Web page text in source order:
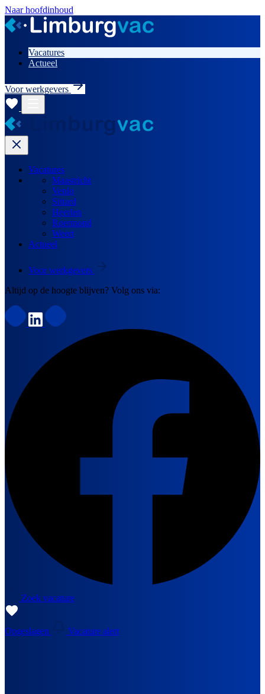
Naar hoofdinhoud
Vacatures
Actueel
Voor werkgevers
Vacatures
Maastricht
Venlo
Sittard
Heerlen
Roermond
Weert
Actueel
Voor werkgevers
Altijd op de hoogte blijven? Volg ons via:
Zoek vacature
Opgeslagen Vacature alert